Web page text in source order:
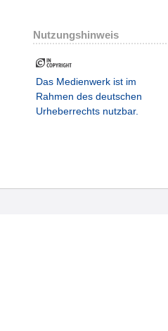
Nutzungshinweis
Das Medienwerk ist im
Rahmen des deutschen
Urheberrechts nutzbar.